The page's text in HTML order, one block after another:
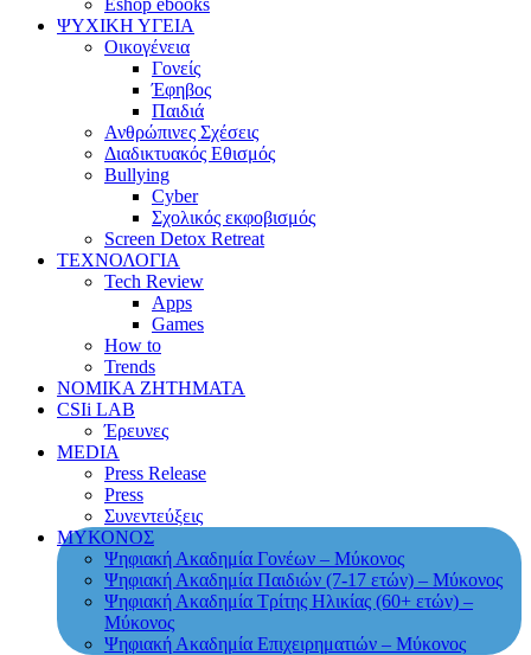
Eshop ebooks
ΨΥΧΙΚΗ ΥΓΕΙΑ
Οικογένεια
Γονείς
Έφηβος
Παιδιά
Ανθρώπινες Σχέσεις
Διαδικτυακός Εθισμός
Bullying
Cyber
Σχολικός εκφοβισμός
Screen Detox Retreat
ΤΕΧΝΟΛΟΓΙΑ
Tech Review
Apps
Games
How to
Trends
ΝΟΜΙΚΑ ΖΗΤΗΜΑΤΑ
CSIi LAB
Έρευνες
MEDIA
Press Release
Press
Συνεντεύξεις
ΜΥΚΟΝΟΣ
Ψηφιακή Ακαδημία Γονέων – Μύκονος
Ψηφιακή Ακαδημία Παιδιών (7-17 ετών) – Μύκονος
Ψηφιακή Ακαδημία Τρίτης Ηλικίας (60+ ετών) –
Μύκονος
Ψηφιακή Ακαδημία Επιχειρηματιών – Μύκονος